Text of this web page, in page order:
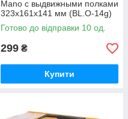
Mano с выдвижными полками
323x161x141 мм (BL.O-14g)
Готово до відправки 10 од.
299 ₴
Купити